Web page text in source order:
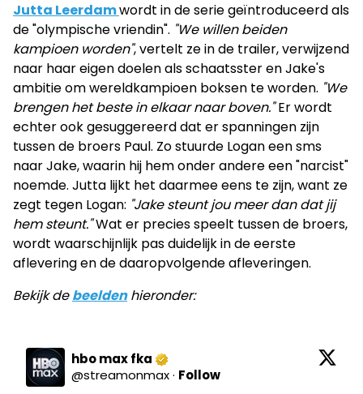
Jutta Leerdamwordt in de serie geïntroduceerd als
de "olympische vriendin". "We willen beiden
kampioen worden", vertelt ze in de trailer, verwijzend
naar haar eigen doelen als schaatsster en Jake's
ambitie om wereldkampioen boksen te worden. "We
brengen het beste in elkaar naar boven."Er wordt
echter ook gesuggereerd dat er spanningen zijn
tussen de broers Paul. Zo stuurde Logan een sms
naar Jake, waarin hij hem onder andere een "narcist"
noemde. Jutta lijkt het daarmee eens te zijn, want ze
zegt tegen Logan: "Jake steunt jou meer dan dat jij
hem steunt."Wat er precies speelt tussen de broers,
wordt waarschijnlijk pas duidelijk in de eerste
aflevering en de daaropvolgende afleveringen.
Bekijk debeeldenhieronder:
hbo max fka
@streamonmax· Follow